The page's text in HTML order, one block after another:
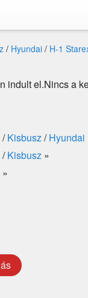
/ Hyundai / H-1
indult el.Nincs a
/Kisbusz/Hyundai
/Kisbusz »
»